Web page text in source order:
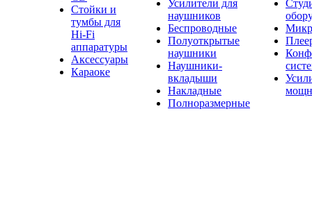
Стойки и
тумбы для
Hi-Fi
аппаратуры
Аксессуары
Караоке
Усилители для
наушников
Беспроводные
Полуоткрытые
наушники
Наушники-
вкладыши
Накладные
Полноразмерные